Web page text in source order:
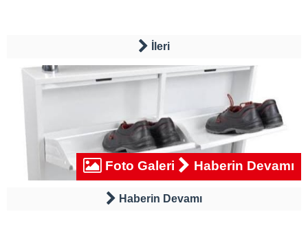
İleri
Foto Galeri Haberin Devamı
Haberin Devamı